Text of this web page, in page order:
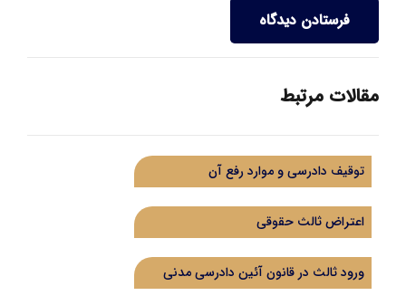
فرستادن دیدگاه
مقالات مرتبط
توقیف دادرسی و موارد رفع آن
اعتراض ثالث حقوقی
ورود ثالث در قانون آئین دادرسی مدنی